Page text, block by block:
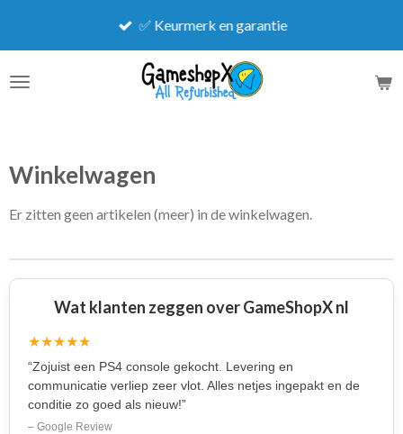
de
✅ Keurmerk en garantie
Winkelwagen
Er zitten geen artikelen (meer) in de winkelwagen.
Wat klanten zeggen over GameShopX nl
★★★★★
“Zojuist een PS4 console gekocht. Levering en
communicatie verliep zeer vlot. Alles netjes ingepakt en de
conditie zo goed als nieuw!”
– Google Review